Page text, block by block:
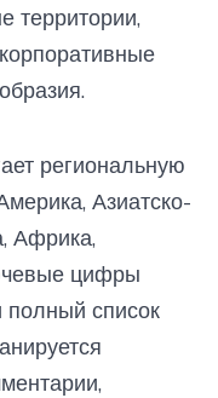
территории,
региональную
Азиатско-
Африка,
цифры
полный список